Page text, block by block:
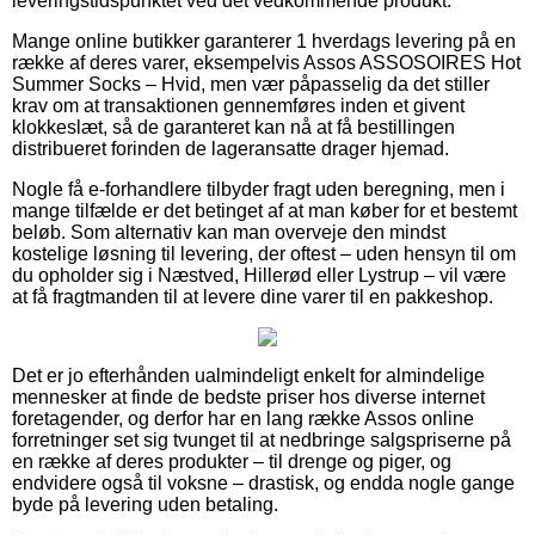
Mange online butikker garanterer 1 hverdags levering på en
række af deres varer, eksempelvis Assos ASSOSOIRES Hot
Summer Socks – Hvid, men vær påpasselig da det stiller
krav om at transaktionen gennemføres inden et givent
klokkeslæt, så de garanteret kan nå at få bestillingen
distribueret forinden de lageransatte drager hjemad.
Nogle få e-forhandlere tilbyder fragt uden beregning, men i
mange tilfælde er det betinget af at man køber for et bestemt
beløb. Som alternativ kan man overveje den mindst
kostelige løsning til levering, der oftest – uden hensyn til om
du opholder sig i Næstved, Hillerød eller Lystrup – vil være
at få fragtmanden til at levere dine varer til en pakkeshop.
Det er jo efterhånden ualmindeligt enkelt for almindelige
mennesker at finde de bedste priser hos diverse internet
foretagender, og derfor har en lang række Assos online
forretninger set sig tvunget til at nedbringe salgspriserne på
en række af deres produkter – til drenge og piger, og
endvidere også til voksne – drastisk, og endda nogle gange
byde på levering uden betaling.